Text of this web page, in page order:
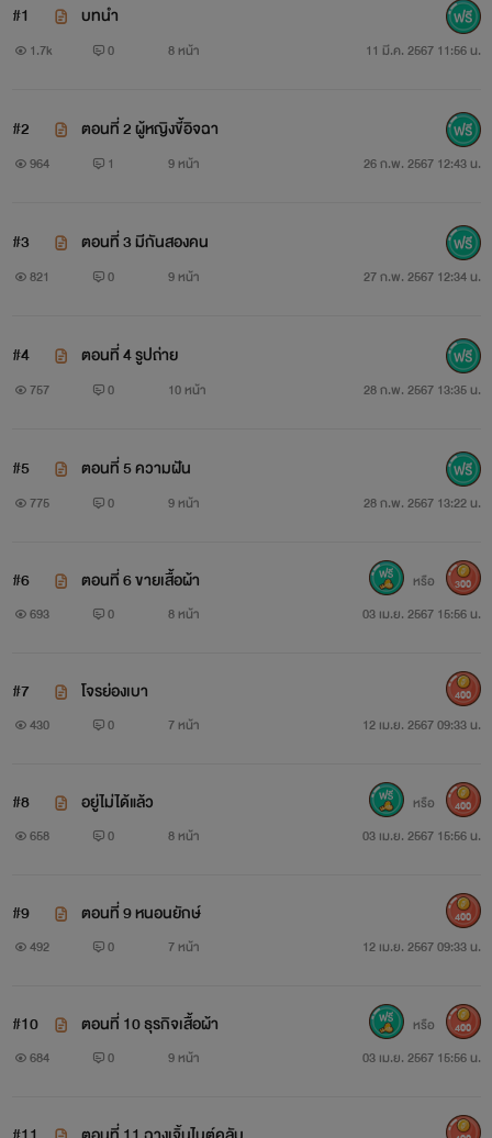
#1 บทนำ
1.7k 0 8 หน้า 11 มี.ค. 2567 11:56 น.
#2 ตอนที่ 2 ผู้หญิงขี้อิจฉา
964 1 9 หน้า 26 ก.พ. 2567 12:43 น.
#3 ตอนที่ 3 มีกันสองคน
821 0 9 หน้า 27 ก.พ. 2567 12:34 น.
#4 ตอนที่ 4 รูปถ่าย
757 0 10 หน้า 28 ก.พ. 2567 13:35 น.
#5 ตอนที่ 5 ความฝัน
775 0 9 หน้า 28 ก.พ. 2567 13:22 น.
#6 ตอนที่ 6 ขายเสื้อผ้า
693 0 8 หน้า 03 เม.ย. 2567 15:56 น.
หรือ 300
#7 โจรย่องเบา
430 0 7 หน้า 12 เม.ย. 2567 09:33 น.
400
#8 อยู่ไม่ได้แล้ว
658 0 8 หน้า 03 เม.ย. 2567 15:56 น.
หรือ 400
#9 ตอนที่ 9 หนอนยักษ์
492 0 7 หน้า 12 เม.ย. 2567 09:33 น.
400
#10 ตอนที่ 10 ธุรกิจเสื้อผ้า
684 0 9 หน้า 03 เม.ย. 2567 15:56 น.
หรือ 400